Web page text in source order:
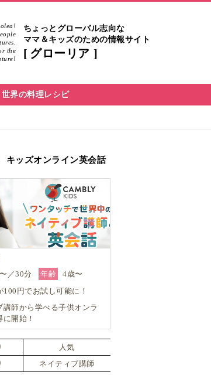
the
ちょっとグローバル志向な
ママ＆キッズのための情報サイト
グローリア
世界の料理レシピ
キッズオンライン英会話
／30分 年齢
4歳〜
100円でお試し可能に！
講師から学べる子供オンラ
開始！
人気
ネイティブ講師